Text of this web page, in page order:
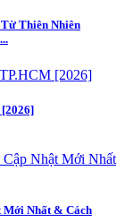
Từ Thiên Nhiên
Mới Nhất & Cách